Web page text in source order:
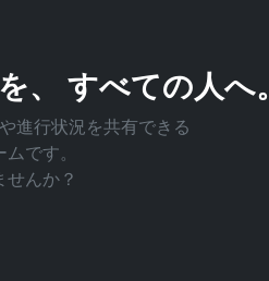
、 すべての人へ。
進行状況を共有できる
です。
んか？